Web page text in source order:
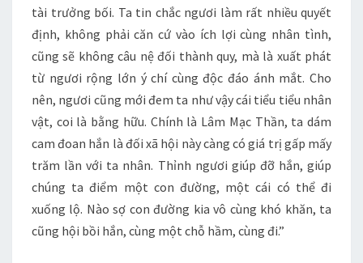
tài trưởng bối. Ta tin chắc ngươi làm rất nhiều quyết
định, không phải căn cứ vào ích lợi cùng nhân tình,
cũng sẽ không câu nệ đối thành quy, mà là xuất phát
từ ngươi rộng lớn ý chí cùng độc đáo ánh mắt. Cho
nên, ngươi cũng mới đem ta như vậy cái tiểu tiểu nhân
vật, coi là bằng hữu. Chính là Lâm Mạc Thần, ta dám
cam đoan hắn là đối xã hội này càng có giá trị gấp mấy
trăm lần với ta nhân. Thỉnh ngươi giúp đỡ hắn, giúp
chúng ta điểm một con đường, một cái có thể đi
xuống lộ. Nào sợ con đường kia vô cùng khó khăn, ta
cũng hội bồi hắn, cùng một chỗ hầm, cùng đi.”